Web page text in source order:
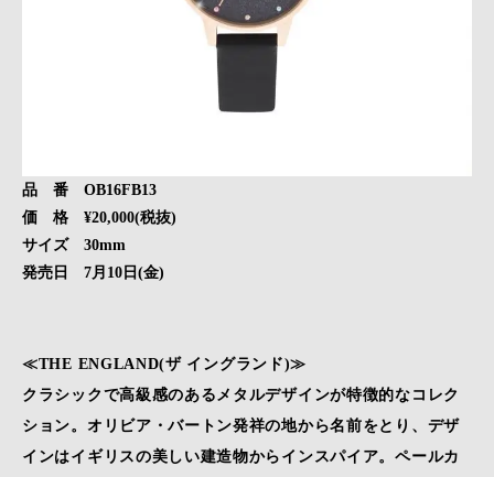
品 番 OB16FB13
価 格 ¥20,000(税抜)
サイズ 30mm
発売日 7月10日(金)
≪THE ENGLAND(ザ イングランド)≫
クラシックで高級感のあるメタルデザインが特徴的なコレク
ション。オリビア・バートン発祥の地から名前をとり、デザ
インはイギリスの美しい建造物からインスパイア。ペールカ